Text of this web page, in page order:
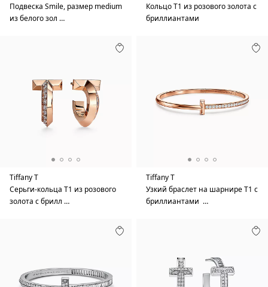
Подвеска Smile, размер medium
из белого зол …
Кольцо T1 из розового золота с
бриллиантами
Tiffany T
Серьги-кольца T1 из розового
золота с брилл …
Tiffany T
Узкий браслет на шарнире T1 с
бриллиантами …